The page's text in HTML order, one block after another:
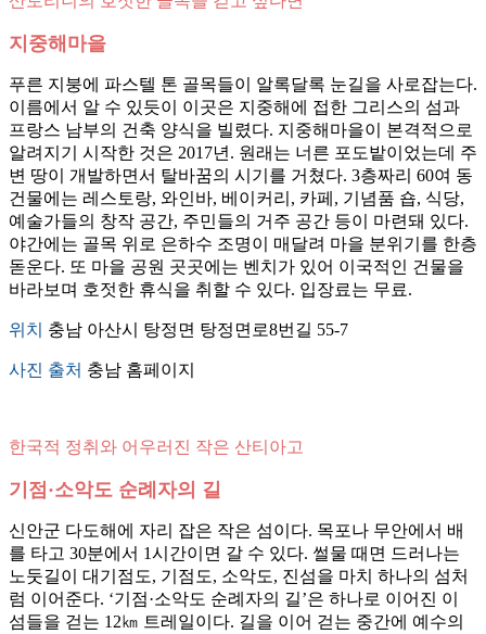
지중해마을
푸른 지붕에 파스텔 톤 골목들이 알록달록 눈길을 사로잡는다.
이름에서 알 수 있듯이 이곳은 지중해에 접한 그리스의 섬과
프랑스 남부의 건축 양식을 빌렸다. 지중해마을이 본격적으로
알려지기 시작한 것은 2017년. 원래는 너른 포도밭이었는데 주
변 땅이 개발하면서 탈바꿈의 시기를 거쳤다. 3층짜리 60여 동
건물에는 레스토랑, 와인바, 베이커리, 카페, 기념품 숍, 식당,
예술가들의 창작 공간, 주민들의 거주 공간 등이 마련돼 있다.
야간에는 골목 위로 은하수 조명이 매달려 마을 분위기를 한층
돋운다. 또 마을 공원 곳곳에는 벤치가 있어 이국적인 건물을
바라보며 호젓한 휴식을 취할 수 있다. 입장료는 무료.
위치 충남 아산시 탕정면 탕정면로8번길 55-7
사진 출처 충남 홈페이지
한국적 정취와 어우러진 작은 산티아고
기점·소악도 순례자의 길
신안군 다도해에 자리 잡은 작은 섬이다. 목포나 무안에서 배
를 타고 30분에서 1시간이면 갈 수 있다. 썰물 때면 드러나는
노둣길이 대기점도, 기점도, 소악도, 진섬을 마치 하나의 섬처
럼 이어준다. ‘기점·소악도 순례자의 길’은 하나로 이어진 이
섬들을 걷는 12㎞ 트레일이다. 길을 이어 걷는 중간에 예수의